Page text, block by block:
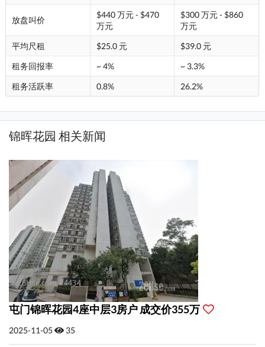
放盘叫价
$440 万元 - $470
万元
$300 万元 - $860
万元
平均尺租
$25.0 元
$39.0 元
租务回报率
~ 4%
~ 3.3%
租务活跃率
0.8% 26.2%
锦晖花园 相关新闻
屯门锦晖花园4座中层3房户 成交价355万
2025-11-05 35